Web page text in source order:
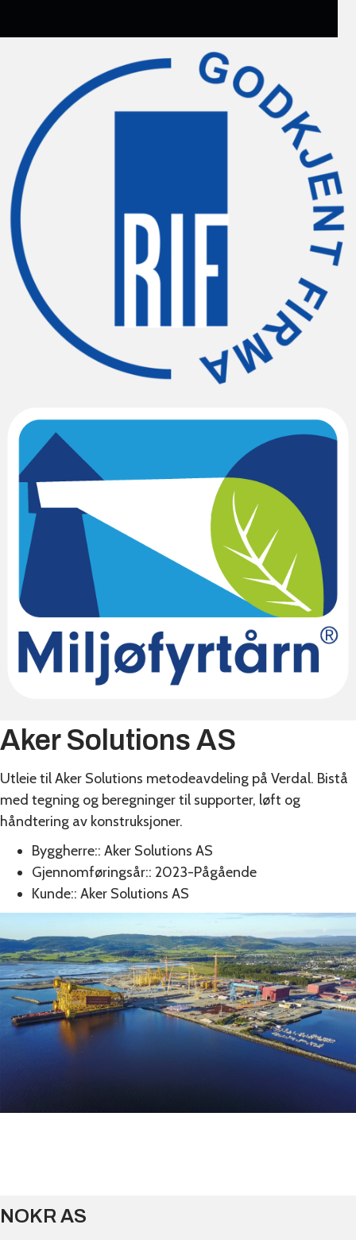
Aker Solutions AS
Utleie til Aker Solutions metodeavdeling på Verdal. Bistå
med tegning og beregninger til supporter, løft og
håndtering av konstruksjoner.
Byggherre:: Aker Solutions AS
Gjennomføringsår:: 2023-Pågående
Kunde:: Aker Solutions AS
NOKR AS